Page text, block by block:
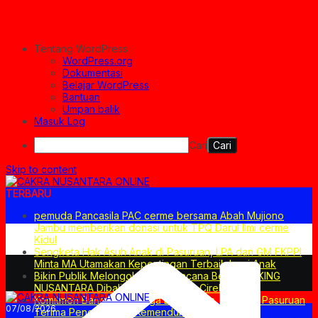
Tentang WordPress
WordPress.org
Dokumentasi
Belajar WordPress
Bantuan
Umpan balik
Masuk Log
Cari
Skip to content
TERBARU
pemuda Pancasila PAC cerme bersama Abah Mujiono
Jambu memberikan donasi untuk TPQ Darul Ilmi cerme
Kidul
Sengketa Hak Asuh Anak di Pasuruan, LPA dan GM FKPPI
Minta MA Utamakan Kepentingan Terbaik bagi Anak
Bikin Publik Melongo! Ini Dia Rencana Besar PT KING
NUSANTARA Dibalik Proyek CIRDP Cirebon
Komitmen Bangun Keluarga Berkualitas, Pemkab Pasuruan
Terima Penghargaan Kemendukbangga/BKKBN
07/08/2026